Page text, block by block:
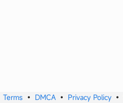
Terms • DMCA• Privacy Policy•